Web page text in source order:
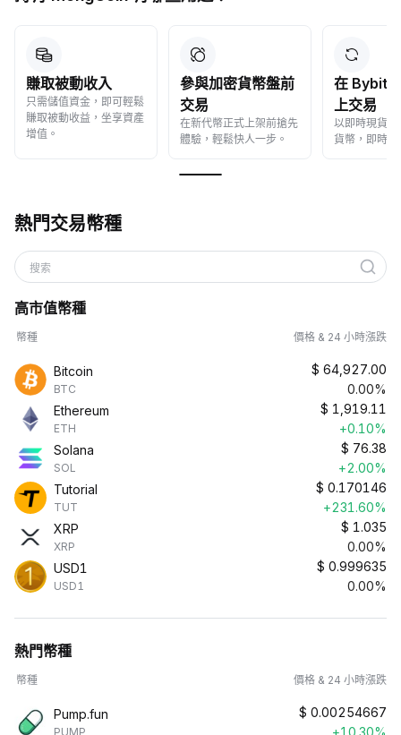
參與加密貨幣盤前
交易
在新代幣正式上架前搶先
體驗，輕鬆快人一步。
在 Bybit 現貨市場
上交易
以即時現貨價格買賣加密
貨幣，即時成交。
兌換加密
零成本兌換
享快速、安
換體驗。
熱門交易幣種
搜索
高市值幣種
幣種 價格 & 24 小時漲跌
Bitcoin
BTC
$ 64,927.00
0.00%
Ethereum
ETH
$ 1,919.11
+0.10%
Solana
SOL
$ 76.38
+2.00%
Tutorial
TUT
$ 0.170146
+231.60%
XRP
XRP
$ 1.035
0.00%
USD1
USD1
$ 0.999635
0.00%
熱門幣種
幣種 價格 & 24 小時漲跌
Pump.fun
PUMP
$ 0.00254667
+10.30%